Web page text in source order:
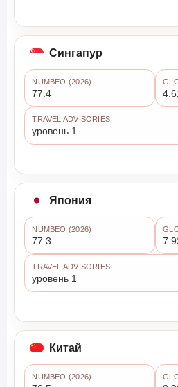
Сингапур
NUMBEO (2026)
77.4
TRAVEL ADVISORIES
уровень 1
Япония
NUMBEO (2026)
77.3
TRAVEL ADVISORIES
уровень 1
Китай
NUMBEO (2026)